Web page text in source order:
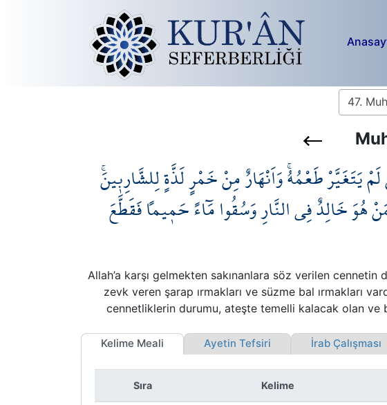
يَتَغَيَّرْ طَعْمُهُۚ وَاَنْهَارٌ مِنْ خَمْرٍ لَذَّةٍ لِلشَّارِب۪ينَۚ
خَالِدٌ فِي النَّارِ وَسُقُوا مَٓاءً حَم۪يماً فَقَطَّعَ
Allah’a karşı gelmekten sakınanlara söz verilen
zevk veren şarap ırmakları ve süzme bal ırmakları
cennetliklerin durumu, ateşte temelli kalacak olan ve
Kelime Meali Ayetin Tefsiri İrab Çalışması
Sıra Kelime